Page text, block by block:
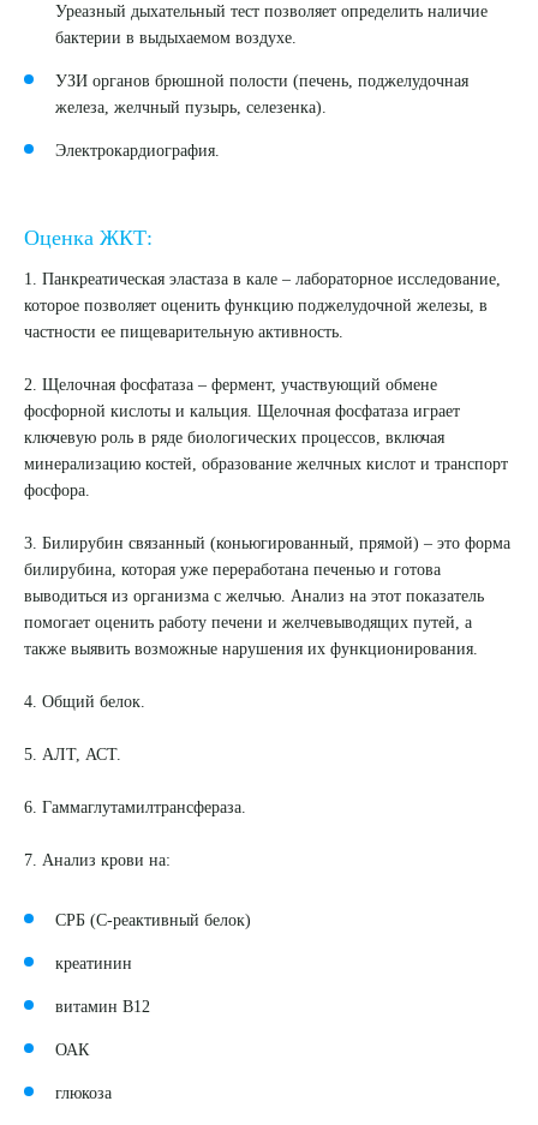
Уреазный дыхательный тест позволяет определить наличие
бактерии в выдыхаемом воздухе.
УЗИ органов брюшной полости (печень, поджелудочная
железа, желчный пузырь, селезенка).
Электрокардиография.
Оценка ЖКТ:
1. Панкреатическая эластаза в кале – лабораторное исследование,
которое позволяет оценить функцию поджелудочной железы, в
частности ее пищеварительную активность.
2. Щелочная фосфатаза – фермент, участвующий обмене
фосфорной кислоты и кальция. Щелочная фосфатаза играет
ключевую роль в ряде биологических процессов, включая
минерализацию костей, образование желчных кислот и транспорт
фосфора.
3. Билирубин связанный (коньюгированный, прямой) – это форма
билирубина, которая уже переработана печенью и готова
выводиться из организма с желчью. Анализ на этот показатель
помогает оценить работу печени и желчевыводящих путей, а
также выявить возможные нарушения их функционирования.
4. Общий белок.
5. АЛТ, АСТ.
6. Гаммаглутамилтрансфераза.
7. Анализ крови на:
СРБ (С-реактивный белок)
креатинин
витамин B12
ОАК
глюкоза
ОТПРАВИТЬ
Выберите сопутствующую услугу
ПОДТВЕРДИТЬ